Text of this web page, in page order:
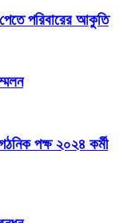
পরিবারের আকুতি
পক্ষ ২০২৪ কর্মী